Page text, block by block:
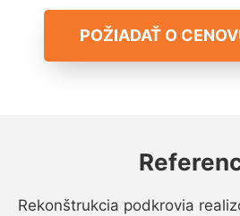
POŽIADAŤ O
Rekonštrukcia podkrovia